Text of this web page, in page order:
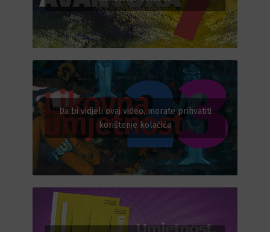
Da bi vidjeli ovaj video, morate prihvatiti
korištenje kolačića